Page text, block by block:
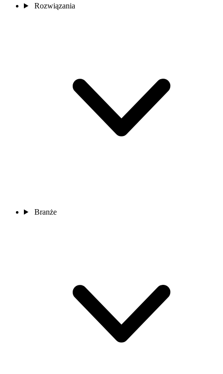
Rozwiązania
Branże